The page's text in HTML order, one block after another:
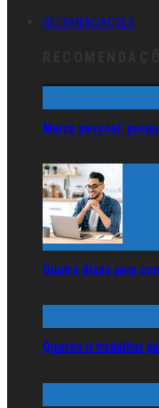
RECOMENDAÇÕES
Marca pessoal:
Quatro dicas para
Queres ir trabalhar